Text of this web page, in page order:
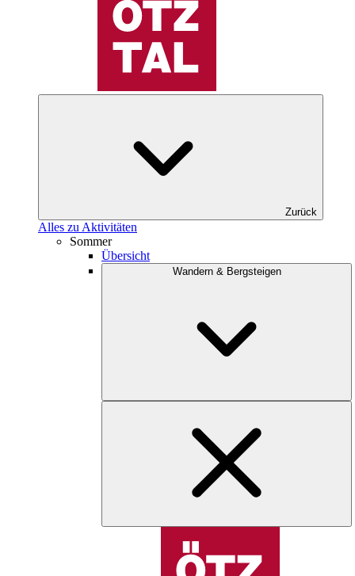
Zurück
Alles zu Aktivitäten
Sommer
Übersicht
Wandern & Bergsteigen